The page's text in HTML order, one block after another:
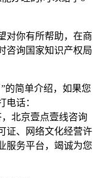
对你有所帮助，在商
咨询国家知识产权局
的简单介绍，如果您
电话：
，北京壹点壹线咨询
证、网络文化经营许
服务平台，竭诚为您